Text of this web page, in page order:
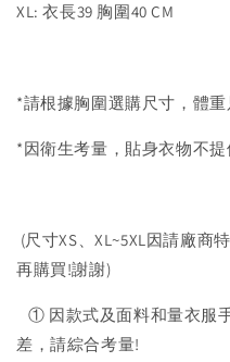
XL: 衣長39 胸圍40 CM
*請根據胸圍選購尺寸，體
*因衛生考量，貼身衣物不
(尺寸XS、XL~5XL因請廠商
再購買!謝謝)
① 因款式及面料和量衣服
差，請綜合考量!